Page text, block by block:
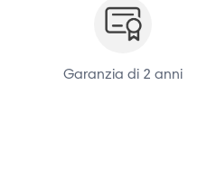
Garanzia di 2 anni